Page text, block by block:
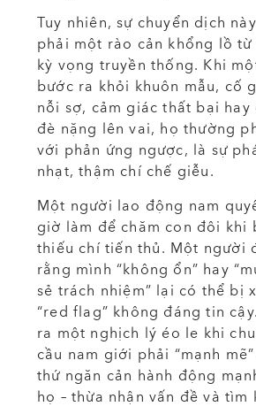
Tuy nhiên, sự chuyển dịch
phải một rào cản khổng lồ từ
kỳ vọng truyền thống. Khi
bước ra khỏi khuôn mẫu, cố
nỗi sợ, cảm giác thất bại hay
đè nặng lên vai, họ thường
với phản ứng ngược, là sự
nhạt, thậm chí chế giễu.
Một người lao động nam
giờ làm để chăm con đôi khi
thiếu chí tiến thủ. Một người
rằng mình “không ổn” hay
sẻ trách nhiệm” lại có thể bị
“red flag” không đáng tin
ra một nghịch lý éo le khi
cầu nam giới phải “mạnh
thứ ngăn cản hành động
họ – thừa nhận vấn đề và tìm